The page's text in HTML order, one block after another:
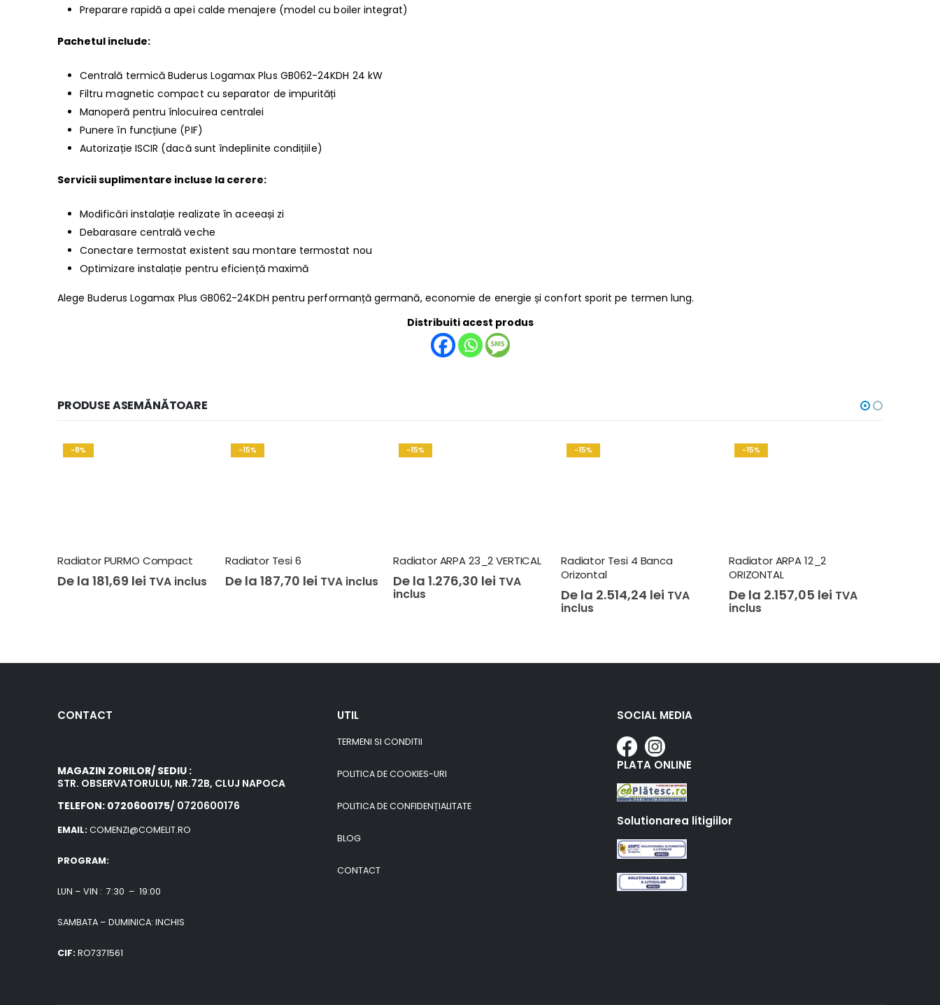
Preparare rapidă a apei calde menajere (model cu boiler integrat)
Pachetul include:
Centrală termică Buderus Logamax Plus GB062-24KDH 24 kW
Filtru magnetic compact cu separator de impurități
Manoperă pentru înlocuirea centralei
Punere în funcțiune (PIF)
Autorizație ISCIR (dacă sunt îndeplinite condițiile)
Servicii suplimentare incluse la cerere:
Modificări instalație realizate în aceeași zi
Debarasare centrală veche
Conectare termostat existent sau montare termostat nou
Optimizare instalație pentru eficiență maximă
Alege Buderus Logamax Plus GB062-24KDH pentru performanță germană, economie de energie și confort sporit pe termen lung.
Distribuiti acest produs
PRODUSE ASEMĂNĂTOARE
-8%
Radiator PURMO Compact
De la 181,69 lei TVA inclus
-15%
Radiator Tesi 6
De la 187,70 lei TVA inclus
-15%
Radiator ARPA 23_2 VERTICAL
De la 1.276,30 lei TVA
inclus
-15%
Radiator Tesi 4 Banca
Orizontal
De la 2.514,24 lei TVA
inclus
-15%
Radiator ARPA 12_2
ORIZONTAL
De la 2.157,05 lei TVA
inclus
CONTACT
MAGAZIN ZORILOR/ SEDIU :
STR. OBSERVATORULUI, NR.72B, CLUJ NAPOCA
TELEFON: 0720600175/ 0720600176
EMAIL: COMENZI@COMELIT.RO
PROGRAM:
LUN – VIN : 7:30 – 19:00
SAMBATA – DUMINICA: INCHIS
CIF: RO7371561
UTIL
TERMENI SI CONDITII
POLITICA DE COOKIES-URI
POLITICA DE CONFIDENȚIALITATE
BLOG
CONTACT
SOCIAL MEDIA
PLATA ONLINE
Solutionarea litigiilor